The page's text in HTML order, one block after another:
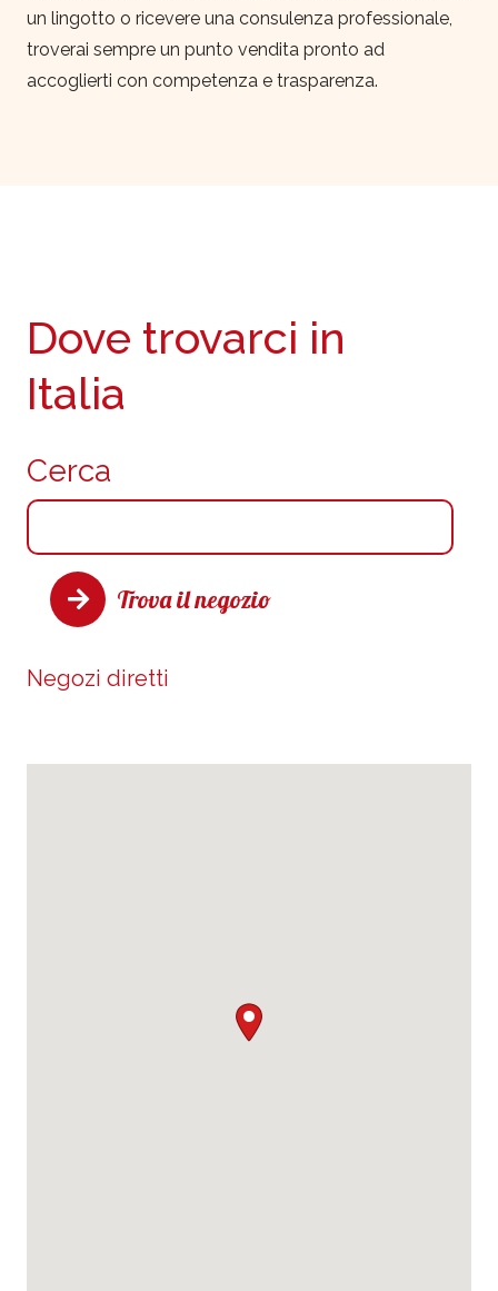
un lingotto o ricevere una consulenza professionale,
troverai sempre un punto vendita pronto ad
accoglierti con competenza e trasparenza.
Cerca
Trova il negozio
Dove trovarci in
Italia
Negozi diretti